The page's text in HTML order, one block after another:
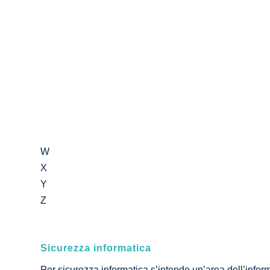
W
X
Y
Z
Sicurezza informatica